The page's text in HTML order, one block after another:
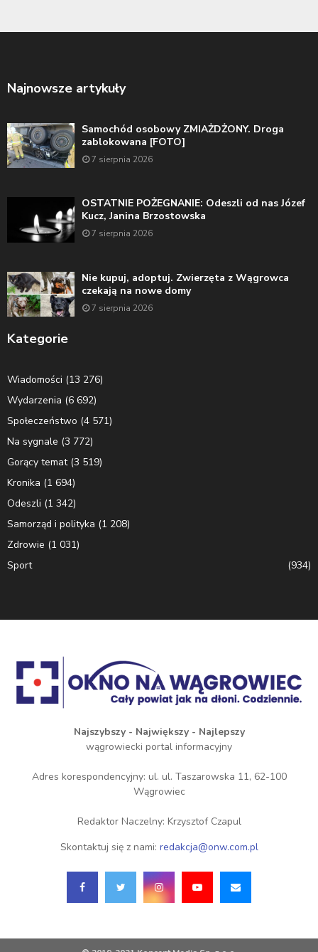
Najnowsze artykuły
Samochód osobowy ZMIAŻDŻONY. Droga
zablokowana [FOTO]
7 sierpnia 2026
OSTATNIE POŻEGNANIE: Odeszli od nas Józef
Kucz, Janina Brzostowska
7 sierpnia 2026
Nie kupuj, adoptuj. Zwierzęta z Wągrowca
czekają na nowe domy
7 sierpnia 2026
Kategorie
Wiadomości (13 276)
Wydarzenia (6 692)
Społeczeństwo (4 571)
Na sygnale (3 772)
Gorący temat(3 519)
Kronika (1 694)
Odeszli (1 342)
Samorząd i polityka (1 208)
Zdrowie (1 031)
Sport
(934)
Najszybszy - Największy - Najlepszy
wągrowiecki portal informacyjny
Adres korespondencyjny: ul. ul. Taszarowska 11, 62-100
Wągrowiec
Redaktor Naczelny: Krzysztof Czapul
Skontaktuj się z nami: redakcja@onw.com.pl